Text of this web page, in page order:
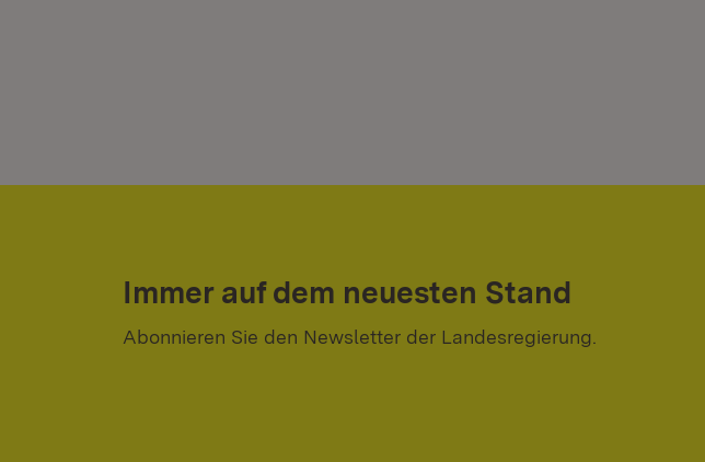
Immer auf dem neuesten Stand
Abonnieren Sie den Newsletter der Landesregierung.